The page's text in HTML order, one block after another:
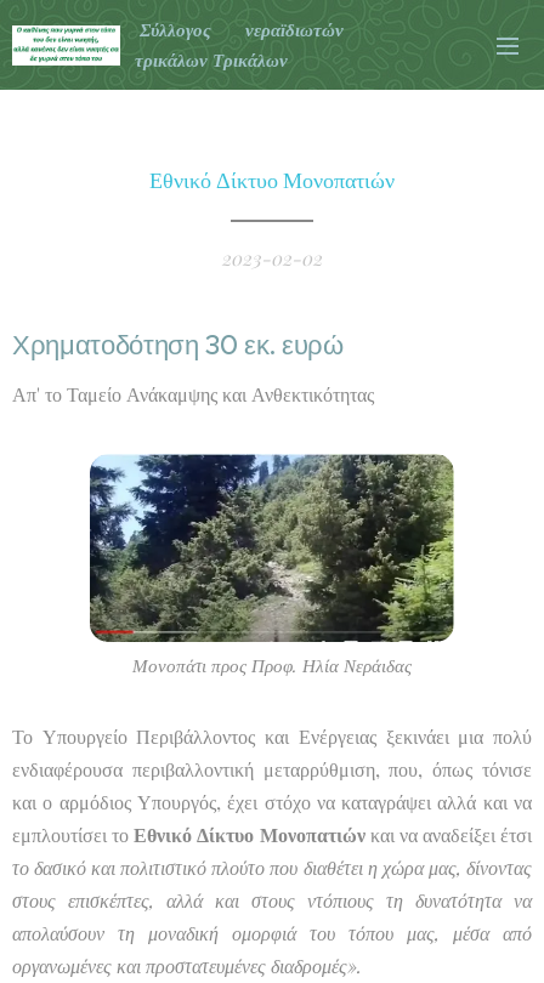
Σύλλογος νεραϊδιωτών
τρικάλων Τρικάλων
Εθνικό Δίκτυο Μονοπατιών
2023-02-02
Χρηματοδότηση 30 εκ. ευρώ
Απ' το Ταμείο Ανάκαμψης και Ανθεκτικότητας
Μονοπάτι προς Προφ. Ηλία Νεράιδας
Το Υπουργείο Περιβάλλοντος και Ενέργειας ξεκινάει μια πολύ
ενδιαφέρουσα περιβαλλοντική μεταρρύθμιση, που, όπως τόνισε
και ο αρμόδιος Υπουργός, έχει στόχο να καταγράψει αλλά και να
εμπλουτίσει τοΕθνικό Δίκτυο Μονοπατιώνκαι να αναδείξει έτσι
το δασικό και πολιτιστικό πλούτο που διαθέτει η χώρα μας, δίνοντας
στους επισκέπτες, αλλά και στους ντόπιους τη δυνατότητα να
απολαύσουν τη μοναδική ομορφιά του τόπου μας, μέσα από
οργανωμένες και προστατευμένες διαδρομές».